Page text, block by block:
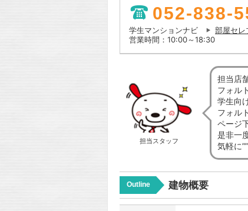
052-838-
学生マンションナビ
部屋セレ
営業時間：10:00～18:30
担当スタッフ
担当店
フォル
学生向
フォル
ページ
是非一
気軽に
Outline 建物概要